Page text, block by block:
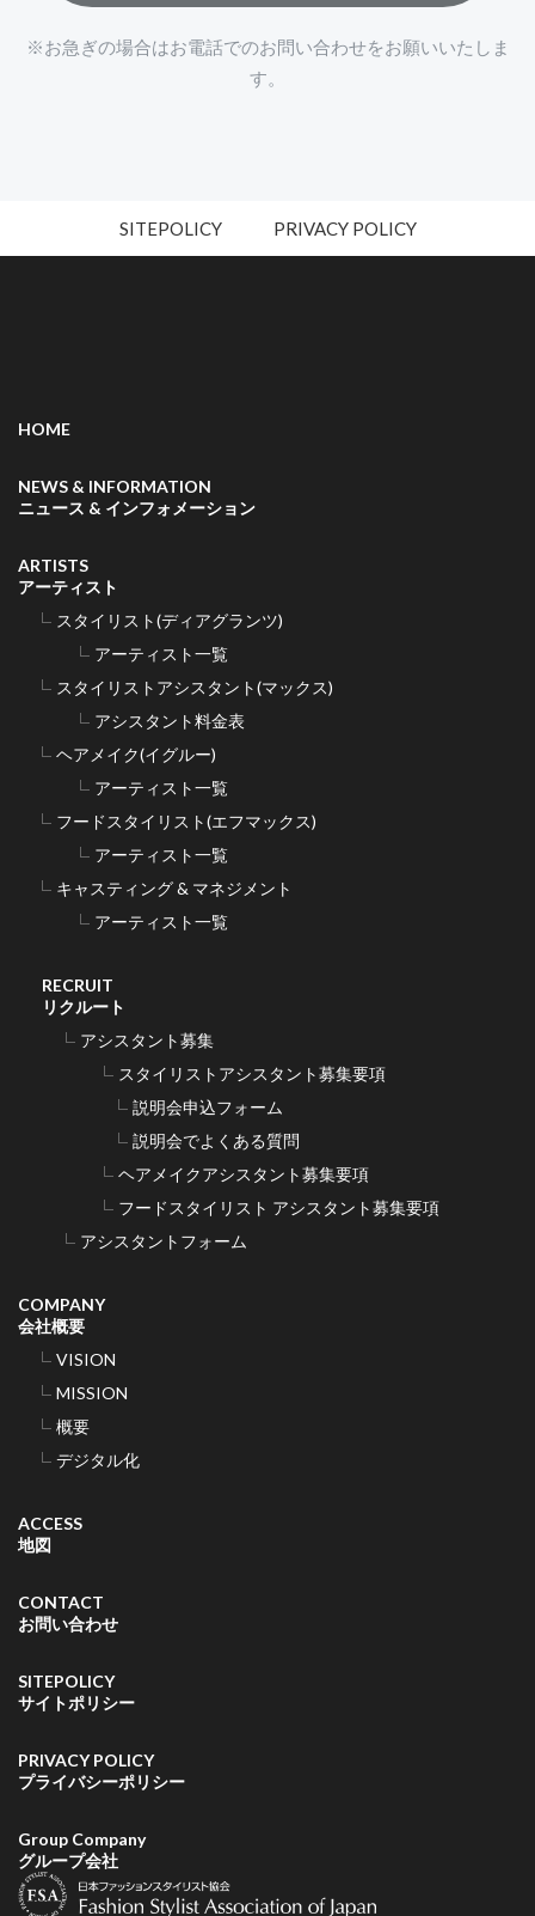
※お急ぎの場合はお電話でのお問い合わせをお願いいたしま
す。
SITEPOLICY PRIVACY POLICY
HOME
NEWS & INFORMATION
ニュース & インフォメーション
ARTISTS
アーティスト
スタイリスト(ディアグランツ)
アーティスト一覧
スタイリストアシスタント(マックス)
アシスタント料金表
ヘアメイク(イグルー)
アーティスト一覧
フードスタイリスト(エフマックス)
アーティスト一覧
キャスティング & マネジメント
アーティスト一覧
RECRUIT
リクルート
アシスタント募集
スタイリストアシスタント募集要項
説明会申込フォーム
説明会でよくある質問
ヘアメイクアシスタント募集要項
フードスタイリスト アシスタント募集要項
アシスタントフォーム
COMPANY
会社概要
VISION
MISSION
概要
デジタル化
ACCESS
地図
CONTACT
お問い合わせ
SITEPOLICY
サイトポリシー
PRIVACY POLICY
プライバシーポリシー
Group Company
グループ会社